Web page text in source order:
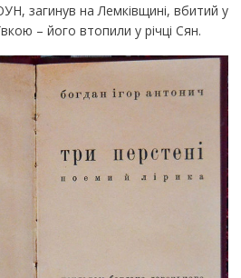
загинув на Лемківщині, вбитий у
– його втопили у річці Сян.